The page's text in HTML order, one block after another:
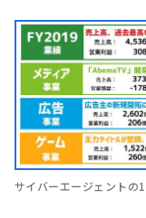
サイバーエージェントの